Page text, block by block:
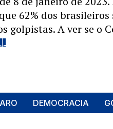
62% dos
golpistas. A ver se o
DEMOCRACIA